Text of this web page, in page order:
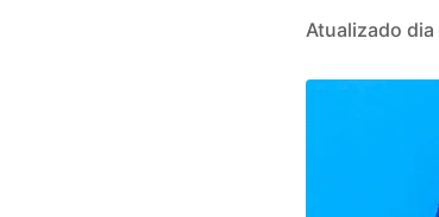
Atualizado dia